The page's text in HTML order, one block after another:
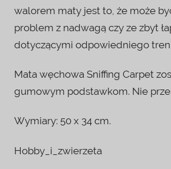
walorem maty jest to, że może
problem z nadwagą czy ze zbyt
dotyczącymi odpowiedniego
Mata węchowa Sniffing Carpet
gumowym podstawkom. Nie
Wymiary: 50 x 34 cm.
Hobby_i_zwierzeta